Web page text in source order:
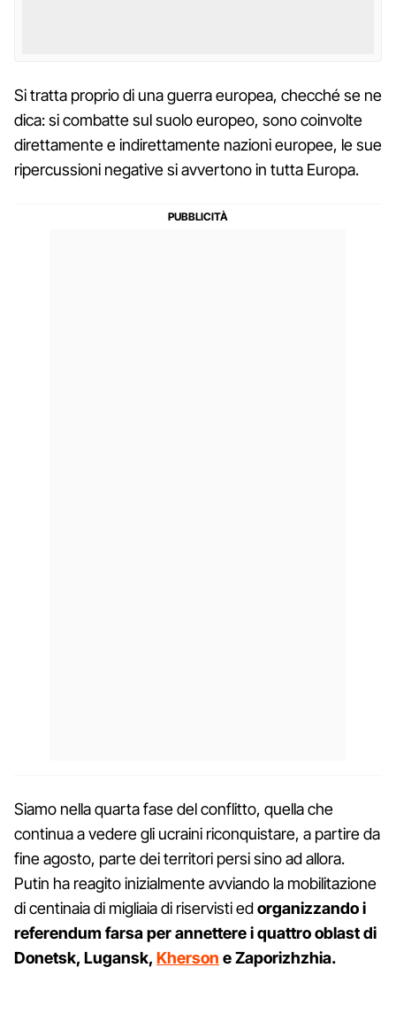
Si tratta proprio di una guerra europea, checché se ne
dica: si combatte sul suolo europeo, sono coinvolte
direttamente e indirettamente nazioni europee, le sue
ripercussioni negative si avvertono in tutta Europa.
Siamo nella quarta fase del conflitto, quella che
continua a vedere gli ucraini riconquistare, a partire da
fine agosto, parte dei territori persi sino ad allora.
Putin ha reagito inizialmente avviando la mobilitazione
di centinaia di migliaia di riservisti edorganizzando i
referendum farsa per annettere i quattro oblast di
Donetsk, Lugansk, Kherson e Zaporizhzhia.